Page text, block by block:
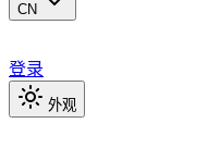
CN
登录
外观